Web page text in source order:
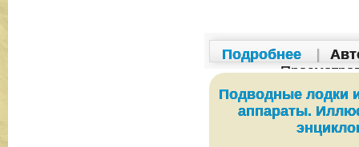
Подробнее |
Подводные лодки
аппараты.